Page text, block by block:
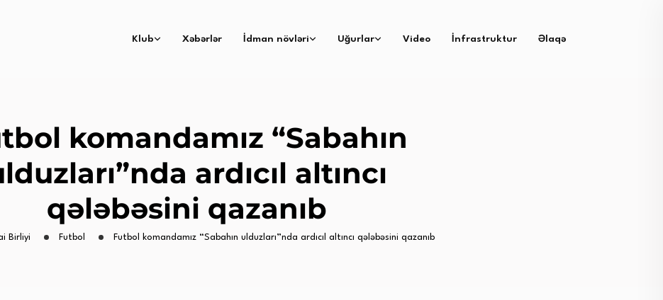
Klub Xəbərlər İdman növləri Uğurlar Video İnfrastruktur Əlaqə
komandamız “Sabahın
ardıcıl altıncı
qələbəsini qazanıb
Birliyi Futbol Futbol komandamız “Sabahın ulduzları”nda ardıcıl altıncı qələbəsini qazanıb